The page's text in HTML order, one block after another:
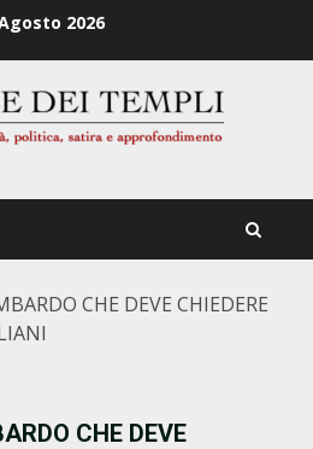
2026
CHE DEVE CHIEDERE
CHE DEVE